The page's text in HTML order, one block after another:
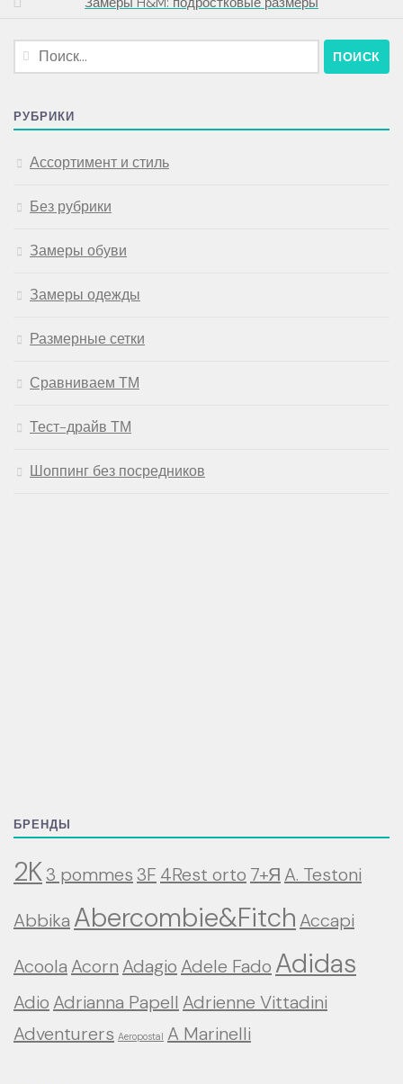
Найти:
РУБРИКИ
Ассортимент и стиль
Без рубрики
Замеры обуви
Замеры одежды
Размерные сетки
Сравниваем ТМ
Тест-драйв ТМ
Шоппинг без посредников
БРЕНДЫ
2K3 pommes3F 4Rest orto 7+Я A. Testoni
Abbika Abercombie&Fitch Accapi
Acoola Acorn Adagio Adele Fado Adidas
Adio Adrianna Papell Adrienne Vittadini
Adventurers Aeropostal A Marinelli